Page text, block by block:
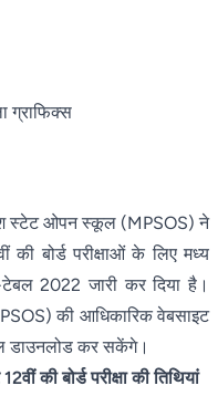
ग्राफिक्स
स्टेट ओपन स्कूल (MPSOS) ने
बोर्ड परीक्षाओं के लिए मध्य
2022 जारी कर दिया है।
की आधिकारिक वेबसाइट
डाउनलोड कर सकेंगे।
की बोर्ड परीक्षा की तिथियां